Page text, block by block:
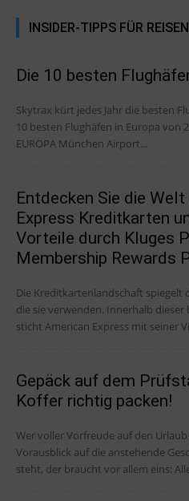
INSIDER-TIPPS FÜR
Die 10 besten
Skytrax kürt jedes Jahr die besten
10 besten Flughäfen in Europa von
EUROPA München Airport...
Entdecken Sie die
Express Kreditkarten
Vorteile durch Kluges
Membership Rewards
Die Kreditkartenlandschaft spiegelt
die sie verwenden. Innerhalb
sticht American Express mit seiner
Gepäck auf dem
Koffer richtig packen!
Wer voller Vorfreude auf den
Vorausblick auf die anstehende
steht, der braucht vor allem eins: